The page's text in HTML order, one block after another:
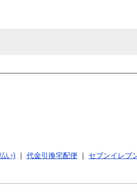
い) 代金引換宅配便
セブンイレブ